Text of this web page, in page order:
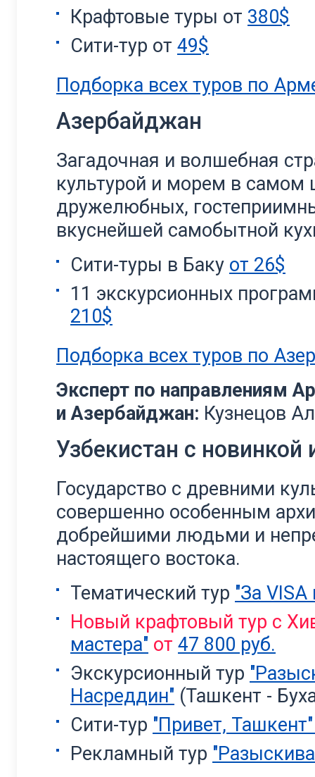
Крафтовые туры от 380$
Сити-тур от 49$
Подборка всех туров по
Азербайджан
Загадочная и волшебная
культурой и морем в самом
дружелюбных,
вкуснейшей самобытной
Сити-туры в Баку от 26$
11 экскурсионных
210$
Подборка всех туров по
Эксперт по направлениям
и Азербайджан: Кузнецов
Узбекистан с
Государство с древними
совершенно особенным
добрейшими людьми и
настоящего востока.
Тематический тур "За VISA
Новый крафтовый тур с
мастера" от 47 800 руб.
Экскурсионный тур
Насреддин" (Ташкент -
Сити-тур "Привет,
Рекламный тур